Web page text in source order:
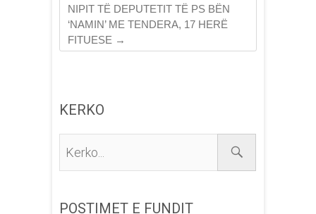
NIPIT TË DEPUTETIT TË PS BËN
‘NAMIN’ ME TENDERA, 17 HERË
FITUESE →
KERKO
POSTIMET E FUNDIT